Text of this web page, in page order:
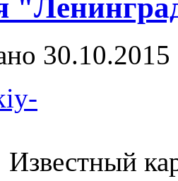
30.10.2015
Известный